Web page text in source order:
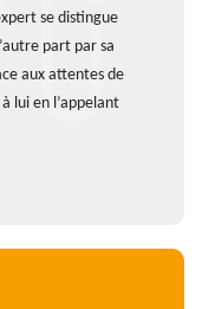
se distingue
part par sa
aux attentes de
lui en l’appelant